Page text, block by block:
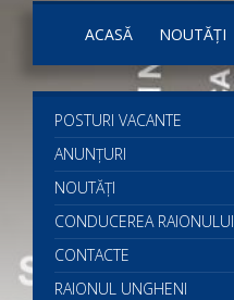
ACASĂ NOUTĂȚI
POSTURI VACANTE
ANUNȚURI
NOUTĂȚI
CONDUCEREA RAIONULUI
CONTACTE
RAIONUL UNGHENI